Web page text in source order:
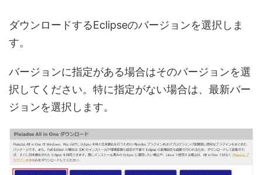
ダウンロードするEclipseのバージョンを選択しま
す。
バージョンに指定がある場合はそのバージョンを選
択してください。特に指定がない場合は、最新バー
ジョンを選択します。